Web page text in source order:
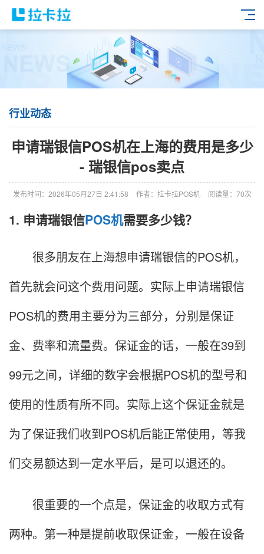
行业动态
申请瑞银信POS机在上海的费用是多少
- 瑞银信pos卖点
发布时间：2026年05月27日 2:41:58 作者：拉卡拉POS机 阅读量：70次
1. 申请瑞银信POS机需要多少钱？
很多朋友在上海想申请瑞银信的POS机，
首先就会问这个费用问题。实际上申请瑞银信
POS机的费用主要分为三部分，分别是保证
金、费率和流量费。保证金的话，一般在39到
99元之间，详细的数字会根据POS机的型号和
使用的性质有所不同。实际上这个保证金就是
为了保证我们收到POS机后能正常使用，等我
们交易额达到一定水平后，是可以退还的。
很重要的一个点是，保证金的收取方式有
两种。第一种是提前收取保证金，一般在设备